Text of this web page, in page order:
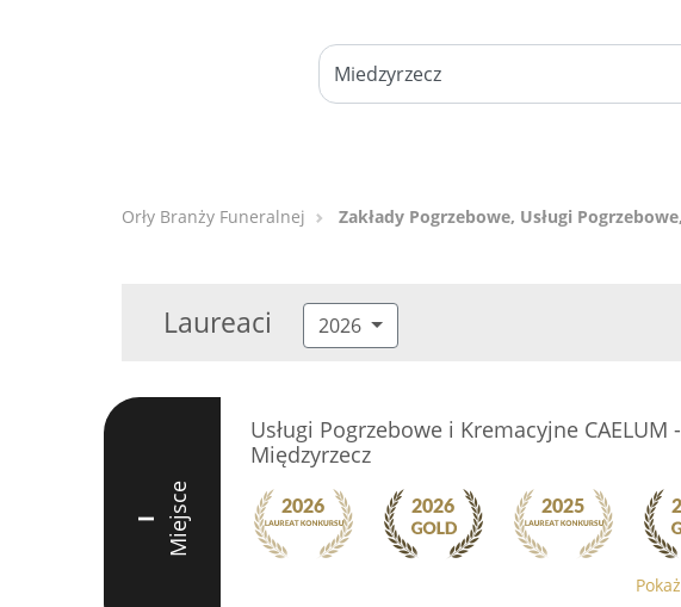
Orły Branży Funeralnej Zakłady Pogrzebowe, Usługi
Laureaci 2026
I Miejsce
Usługi Pogrzebowe i Kremacyjne CAELUM -
Międzyrzecz